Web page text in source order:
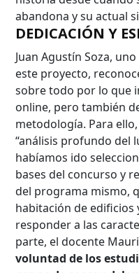
abandona y su actual
DEDICACIÓN Y
Juan Agustín Soza,
este proyecto,
sobre todo por lo que
online, pero también
metodología. Para
“análisis profundo del
habíamos ido
bases del concurso y
del programa mismo,
habitación de edificios
responder a las
parte, el docente
voluntad de los
Desde...
Hasta...